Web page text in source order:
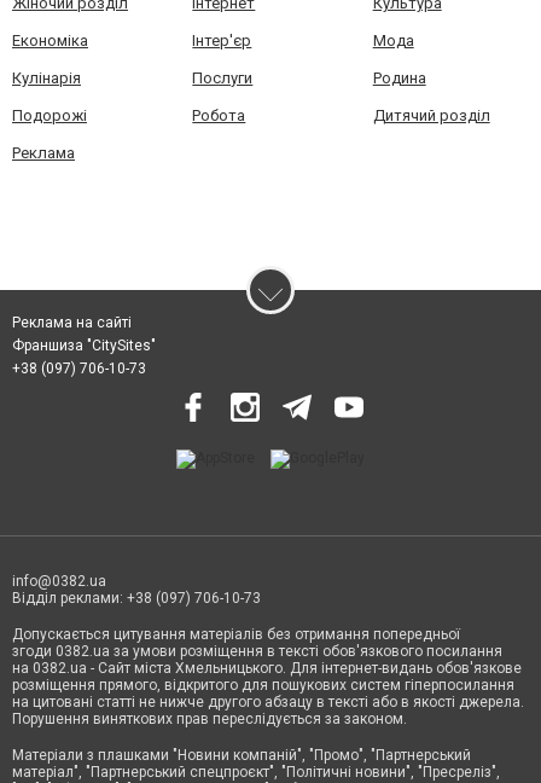
Економіка Інтер'єр Мода
Кулінарія Послуги Родина
Подорожі Робота Дитячий розділ
Реклама
Реклама на сайті
Франшиза "CitySites"
+38 (097) 706-10-73
info@0382.ua
Відділ реклами: +38 (097) 706-10-73
Допускається цитування матеріалів без отримання попередньої
згоди 0382.ua за умови розміщення в тексті обов'язкового посилання
на 0382.ua - Сайт міста Хмельницького. Для інтернет-видань обов'язкове
розміщення прямого, відкритого для пошукових систем гіперпосилання
на цитовані статті не нижче другого абзацу в тексті або в якості джерела.
Порушення виняткових прав переслідується за законом.
Матеріали з плашками "Новини компаній", "Промо", "Партнерський
матеріал", "Партнерський спецпроєкт", "Політичні новини", "Пресреліз",